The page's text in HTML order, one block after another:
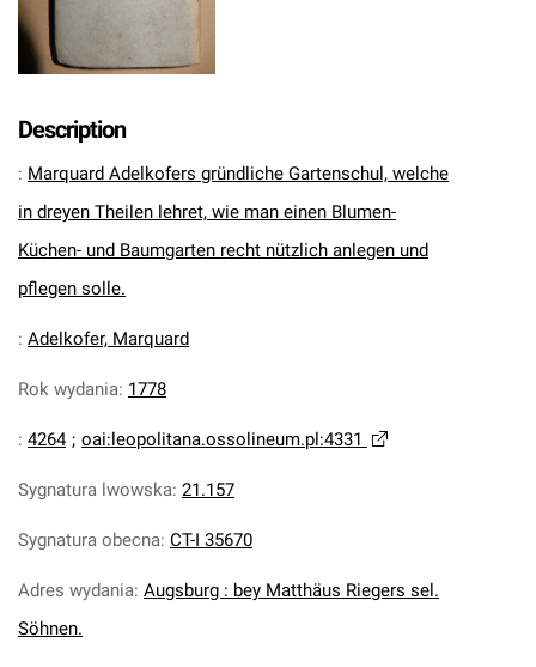
Description
: Marquard Adelkofers gründliche Gartenschul, welche
in dreyen Theilen lehret, wie man einen Blumen-
Küchen- und Baumgarten recht nützlich anlegen und
pflegen solle.
: Adelkofer, Marquard
Rok wydania: 1778
: 4264 ; oai:leopolitana.ossolineum.pl:4331
Sygnatura lwowska: 21.157
Sygnatura obecna: CT-I 35670
Adres wydania: Augsburg : bey Matthäus Riegers sel.
Söhnen.